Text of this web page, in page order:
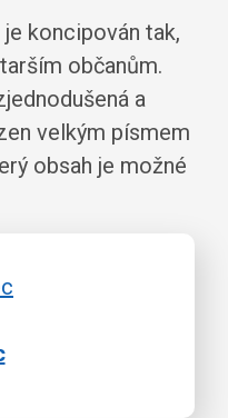
koncipován tak,
občanům.
a
velkým písmem
obsah je možné